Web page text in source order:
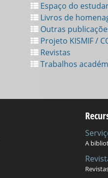
Espaço do
Livros de
Outras
Projeto KISMIF /
Revistas
Trabalhos
A